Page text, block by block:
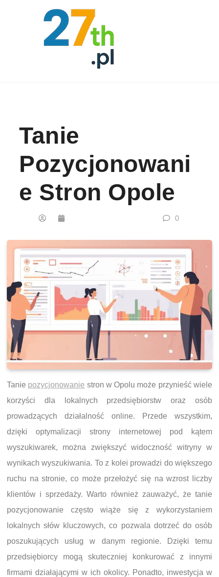
Tanie
Pozycjonowani
E Stron Opole
0
Tanie pozycjonowanie stron w Opolu może przynieść wiele
korzyści dla lokalnych przedsiębiorstw oraz osób
prowadzących działalność online. Przede wszystkim,
dzięki optymalizacji strony internetowej pod kątem
wyszukiwarek, można zwiększyć widoczność witryny w
wynikach wyszukiwania. To z kolei prowadzi do większego
ruchu na stronie, co może przełożyć się na wzrost liczby
klientów i sprzedaży. Warto również zauważyć, że tanie
pozycjonowanie często wiąże się z wykorzystaniem
lokalnych słów kluczowych, co pozwala dotrzeć do osób
poszukujących usług w danym regionie. Dzięki temu
przedsiębiorcy mogą skuteczniej konkurować z innymi
firmami działającymi w ich okolicy. Ponadto, inwestycja w